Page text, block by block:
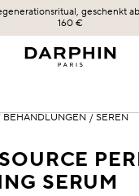
geschenkt
160 €
BESTSELLER
HAUTPFLEGE
KOLLEKTIONEN
ERBE
BEHANDLUNGEN / SEREN
SERUM